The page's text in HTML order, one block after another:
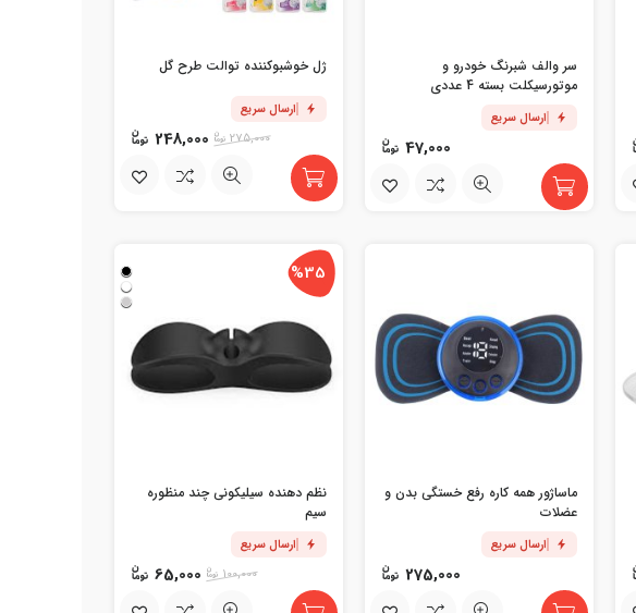
سر والف شبرنگ خودرو و
موتورسیکلت بسته 4 عددی
ارسال سریع
47,000
ژل خوشبوکننده توالت طرح گل
ارسال سریع
275,000
248,000
ماساژور همه کاره رفع خستگی بدن و
عضلات
ارسال سریع
275,000
%35
نظم دهنده سیلیکونی چند منظوره
سیم
ارسال سریع
100,000
65,000